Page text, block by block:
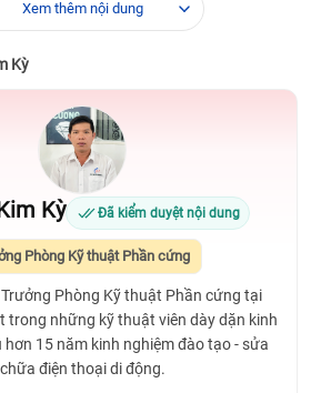
Xem thêm nội dung
Kỳ
Kỳ Đã kiểm duyệt nội dung
Phòng Kỹ thuật Phần cứng
Trưởng Phòng Kỹ thuật Phần cứng tại
trong những kỹ thuật viên dày dặn kinh
hơn 15 năm kinh nghiệm đào tạo - sửa
chữa điện thoại di động.